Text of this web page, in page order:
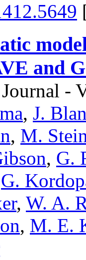
and
-
, J.
, M.
, G.
G.
, W. A.
, M. E.